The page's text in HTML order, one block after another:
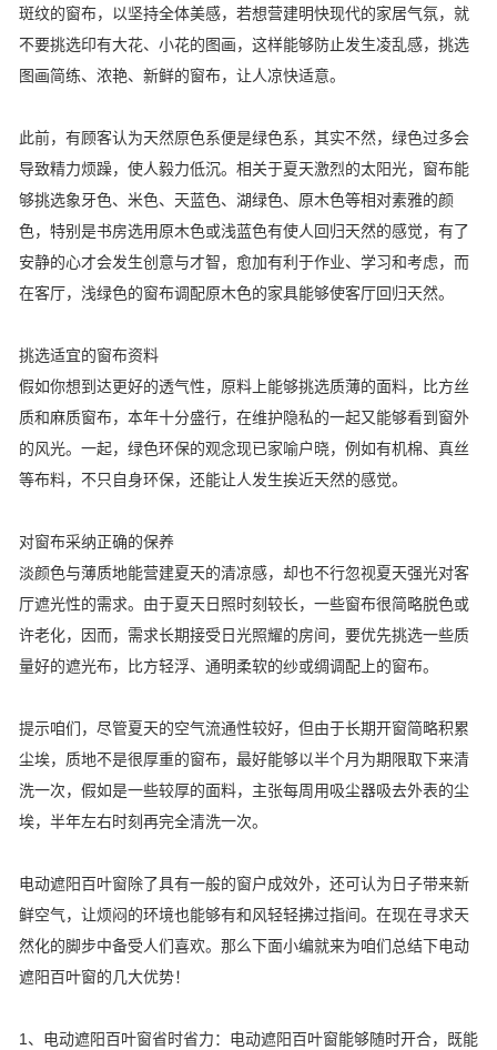
斑纹的窗布，以坚持全体美感，若想营建明快现代的家居气氛，就
不要挑选印有大花、小花的图画，这样能够防止发生凌乱感，挑选
图画简练、浓艳、新鲜的窗布，让人凉快适意。
此前，有顾客认为天然原色系便是绿色系，其实不然，绿色过多会
导致精力烦躁，使人毅力低沉。相关于夏天激烈的太阳光，窗布能
够挑选象牙色、米色、天蓝色、湖绿色、原木色等相对素雅的颜
色，特别是书房选用原木色或浅蓝色有使人回归天然的感觉，有了
安静的心才会发生创意与才智，愈加有利于作业、学习和考虑，而
在客厅，浅绿色的窗布调配原木色的家具能够使客厅回归天然。
挑选适宜的窗布资料
假如你想到达更好的透气性，原料上能够挑选质薄的面料，比方丝
质和麻质窗布，本年十分盛行，在维护隐私的一起又能够看到窗外
的风光。一起，绿色环保的观念现已家喻户晓，例如有机棉、真丝
等布料，不只自身环保，还能让人发生挨近天然的感觉。
对窗布采纳正确的保养
淡颜色与薄质地能营建夏天的清凉感，却也不行忽视夏天强光对客
厅遮光性的需求。由于夏天日照时刻较长，一些窗布很简略脱色或
许老化，因而，需求长期接受日光照耀的房间，要优先挑选一些质
量好的遮光布，比方轻浮、通明柔软的纱或绸调配上的窗布。
提示咱们，尽管夏天的空气流通性较好，但由于长期开窗简略积累
尘埃，质地不是很厚重的窗布，最好能够以半个月为期限取下来清
洗一次，假如是一些较厚的面料，主张每周用吸尘器吸去外表的尘
埃，半年左右时刻再完全清洗一次。
电动遮阳百叶窗除了具有一般的窗户成效外，还可认为日子带来新
鲜空气，让烦闷的环境也能够有和风轻轻拂过指间。在现在寻求天
然化的脚步中备受人们喜欢。那么下面小编就来为咱们总结下电动
遮阳百叶窗的几大优势！
1、电动遮阳百叶窗省时省力：电动遮阳百叶窗能够随时开合，既能